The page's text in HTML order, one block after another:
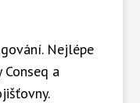
Nejlépe
a